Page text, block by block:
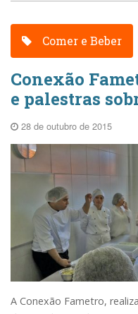
Comer e Beber
Conexão
e palestras
28 de outubro de 2015
A Conexão Fametro,